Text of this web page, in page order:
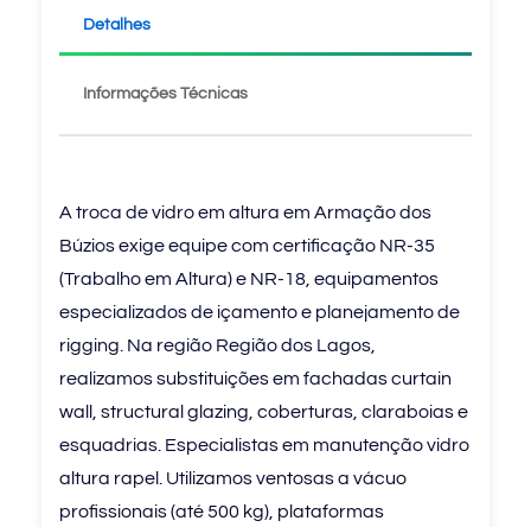
Detalhes
Informações Técnicas
A troca de vidro em altura em Armação dos
Búzios exige equipe com certificação NR-35
(Trabalho em Altura) e NR-18, equipamentos
especializados de içamento e planejamento de
rigging. Na região Região dos Lagos,
realizamos substituições em fachadas curtain
wall, structural glazing, coberturas, claraboias e
esquadrias. Especialistas em manutenção vidro
altura rapel. Utilizamos ventosas a vácuo
profissionais (até 500 kg), plataformas